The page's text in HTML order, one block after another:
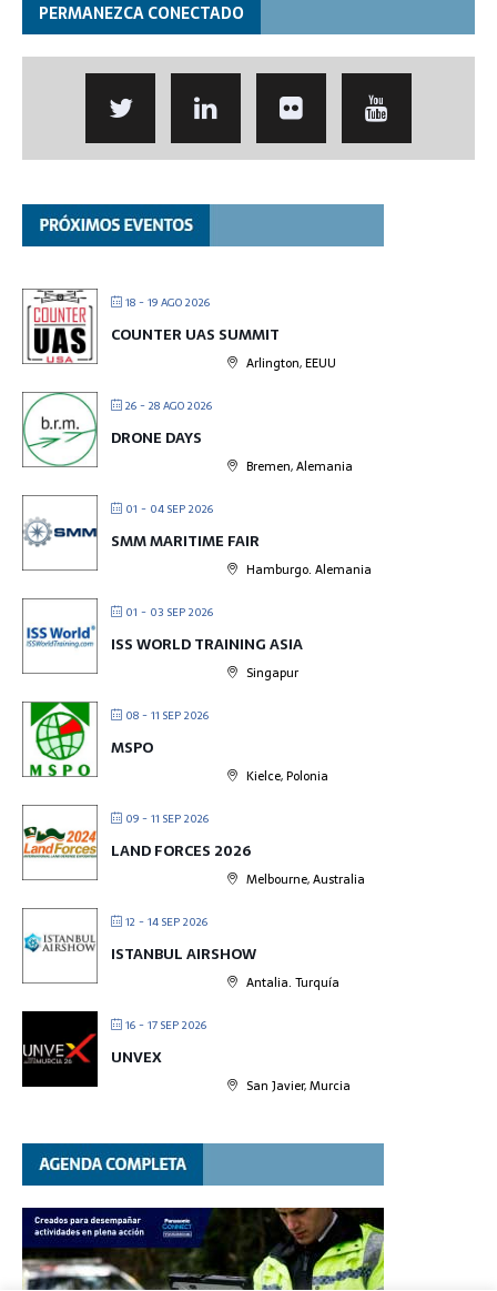
PERMANEZCA CONECTADO
18 - 19 AGO 2026
COUNTER UAS SUMMIT
Arlington, EEUU
26 - 28 AGO 2026
DRONE DAYS
Bremen, Alemania
01 - 04 SEP 2026
SMM MARITIME FAIR
Hamburgo. Alemania
01 - 03 SEP 2026
ISS WORLD TRAINING ASIA
Singapur
08 - 11 SEP 2026
MSPO
Kielce, Polonia
09 - 11 SEP 2026
LAND FORCES 2026
Melbourne, Australia
12 - 14 SEP 2026
ISTANBUL AIRSHOW
Antalia. Turquía
16 - 17 SEP 2026
UNVEX
San Javier, Murcia